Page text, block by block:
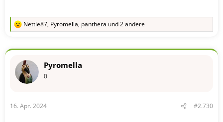
R
k
o
:
Nettie87, Pyromella, panthera und 2 andere
Pyromella
0
16. Apr. 2024 #2.730